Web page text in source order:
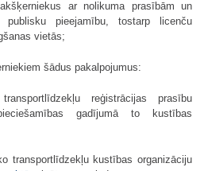
ar nolikuma prasībām un
publisku pieejamību, tostarp licenču
vietās;
šādus pakalpojumus:
reģistrācijas prasību
gadījumā to kustības
transportlīdzekļu kustības organizāciju